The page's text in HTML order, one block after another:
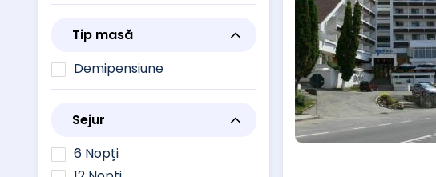
Tip masă
Demipensiune
Sejur
6 Nopți